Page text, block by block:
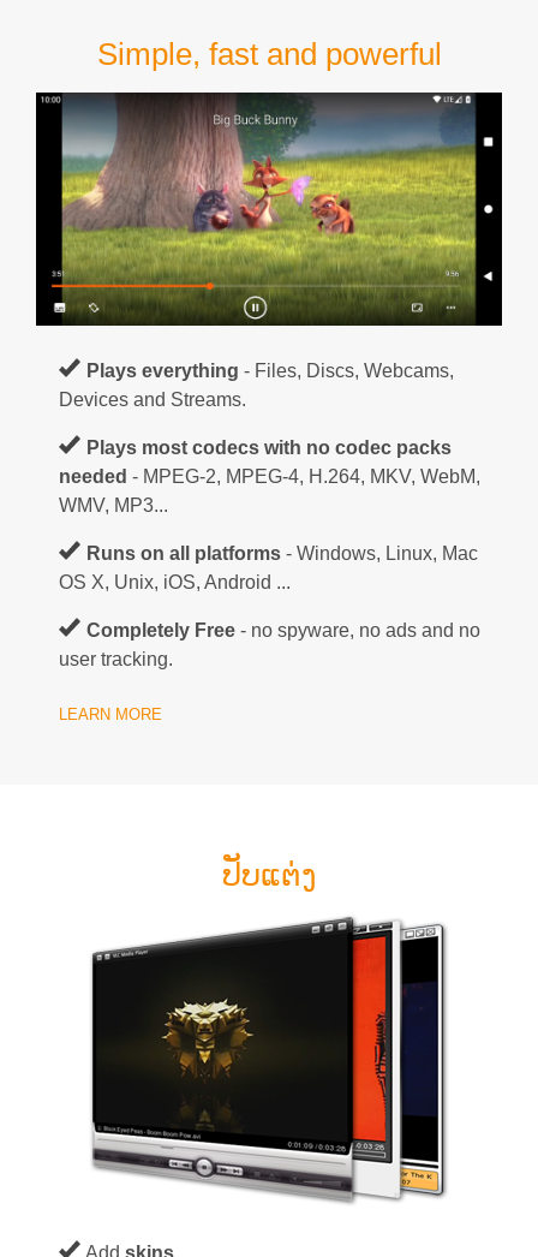
Simple, fast and powerful
Plays everything - Files, Discs, Webcams,
Devices and Streams.
Plays most codecs with no codec packs
needed - MPEG-2, MPEG-4, H.264, MKV, WebM,
WMV, MP3...
Runs on all platforms - Windows, Linux, Mac
OS X, Unix, iOS, Android ...
Completely Free - no spyware, no ads and no
user tracking.
LEARN MORE
ປັບແຕ່ງ
Add skins